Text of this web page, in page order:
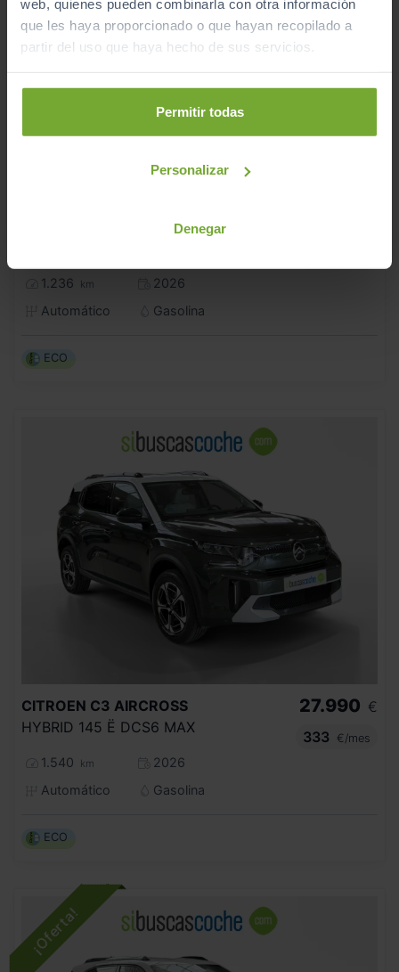
web, quienes pueden combinarla con otra información
que les haya proporcionado o que hayan recopilado a
partir del uso que haya hecho de sus servicios.
Permitir todas
Personalizar
Denegar
C3 AIRCROSS
1.236 km
2026
Automático
Gasolina
ECO
CITROEN C3 AIRCROSS
HYBRID 145 Ë DCS6 MAX
1.540 km
2026
Automático
Gasolina
27.990 €
333
€/mes
ECO